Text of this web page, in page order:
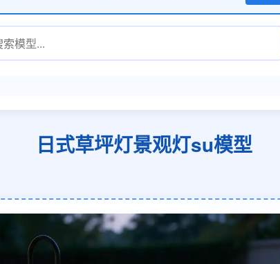
日式草坪灯景观灯su模型